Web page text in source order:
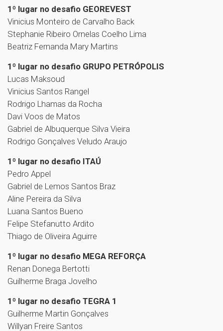
1º lugar no desafio GEOREVEST
Vinicius Monteiro de Carvalho Back
Stephanie Ribeiro Ornelas Coelho Lima
Beatriz Fernanda Mary Martins
1º lugar no desafio GRUPO PETRÓPOLIS
Lucas Maksoud
Vinicius Santos Rangel
Rodrigo Lhamas da Rocha
Davi Voos de Matos
Gabriel de Albuquerque Silva Vieira
Rodrigo Gonçalves Veludo Araujo
1º lugar no desafio ITAÚ
Pedro Appel
Gabriel de Lemos Santos Braz
Aline Pereira da Silva
Luana Santos Bueno
Felipe Stefanutto Ardito
Thiago de Oliveira Aguirre
1º lugar no desafio MEGA REFORÇA
Renan Donega Bertotti
Guilherme Braga Jovelho
1º lugar no desafio TEGRA 1
Guilherme Martin Gonçalves
Willyan Freire Santos